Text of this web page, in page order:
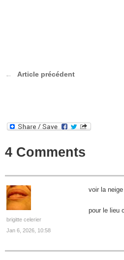
Article précédent
4 Comments
brigitte celerier
Jan 6, 2026, 10:58
voir la
pour le lieu